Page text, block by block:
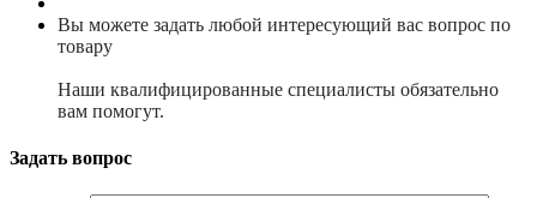
Вы можете задать любой интересующий вас вопрос по
товару
Наши квалифицированные специалисты обязательно
вам помогут.
Задать вопрос